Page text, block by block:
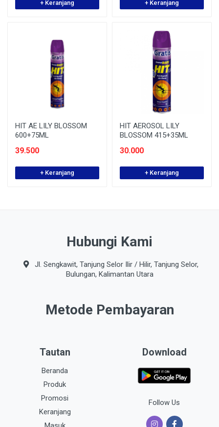
+ Keranjang + Keranjang
HIT AE LILY BLOSSOM
600+75ML
39.500
+ Keranjang
HIT AEROSOL LILY
BLOSSOM 415+35ML
30.000
+ Keranjang
Hubungi Kami
Jl. Sengkawit, Tanjung Selor Ilir / Hilir, Tanjung Selor,
Bulungan, Kalimantan Utara
Metode Pembayaran
Tautan
Beranda
Produk
Promosi
Keranjang
Download
Follow Us